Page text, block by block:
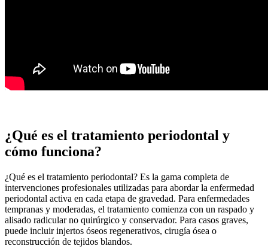
¿Qué es el tratamiento periodontal y
cómo funciona?
¿Qué es el tratamiento periodontal? Es la gama completa de
intervenciones profesionales utilizadas para abordar la enfermedad
periodontal activa en cada etapa de gravedad. Para enfermedades
tempranas y moderadas, el tratamiento comienza con un raspado y
alisado radicular no quirúrgico y conservador. Para casos graves,
puede incluir injertos óseos regenerativos, cirugía ósea o
reconstrucción de tejidos blandos.